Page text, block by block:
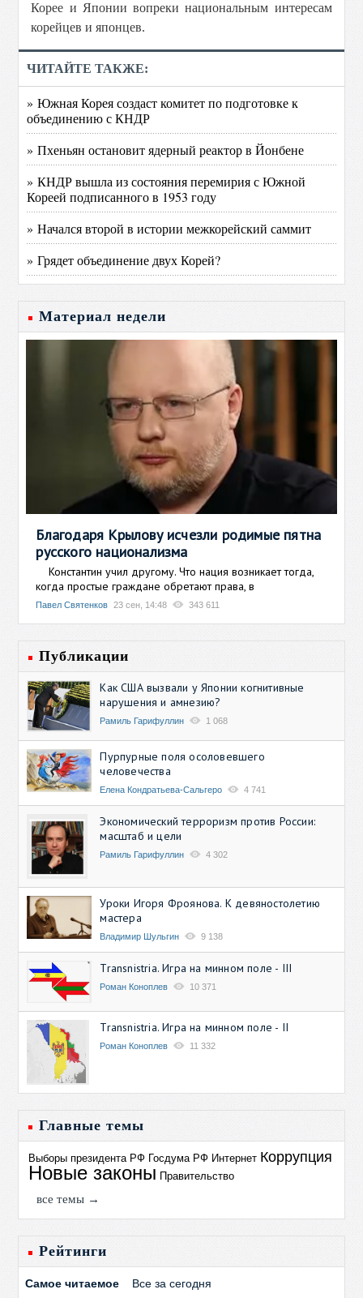
Корее и Японии вопреки национальным интересам
корейцев и японцев.
ЧИТАЙТЕ ТАКЖЕ:
» Южная Корея создаст комитет по подготовке к
объединению с КНДР
» Пхеньян остановит ядерный реактор в Йонбене
» КНДР вышла из состояния перемирия с Южной
Кореей подписанного в 1953 году
» Начался второй в истории межкорейский саммит
» Грядет объединение двух Корей?
Материал недели
Благодаря Крылову исчезли родимые пятна
русского национализма
Константин учил другому. Что нация возникает тогда,
когда простые граждане обретают права, в
Павел Святенков 23 сен, 14:48 343 611
Публикации
Как США вызвали у Японии когнитивные
нарушения и амнезию?
Рамиль Гарифуллин 1 068
Пурпурные поля осоловевшего
человечества
Елена Кондратьева-Сальгеро 4 741
Экономический терроризм против России:
масштаб и цели
Рамиль Гарифуллин 4 302
Уроки Игоря Фроянова. К девяностолетию
мастера
Владимир Шульгин 9 138
Transnistria. Игра на минном поле - III
Роман Коноплев 10 371
Transnistria. Игра на минном поле - II
Роман Коноплев 11 332
Главные темы
Выборы президента РФ Госдума РФ Интернет Коррупция
Новые законы Правительство
все темы →
Рейтинги
Самое читаемое Все за сегодня